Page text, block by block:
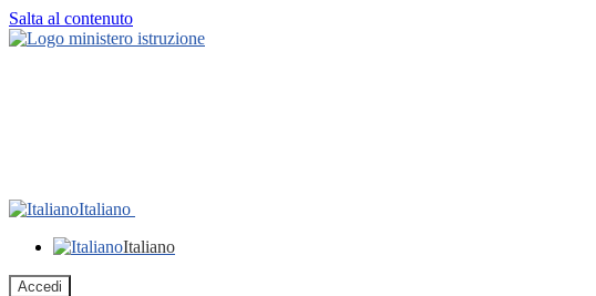
Salta al contenuto
Italiano
Italiano
Accedi